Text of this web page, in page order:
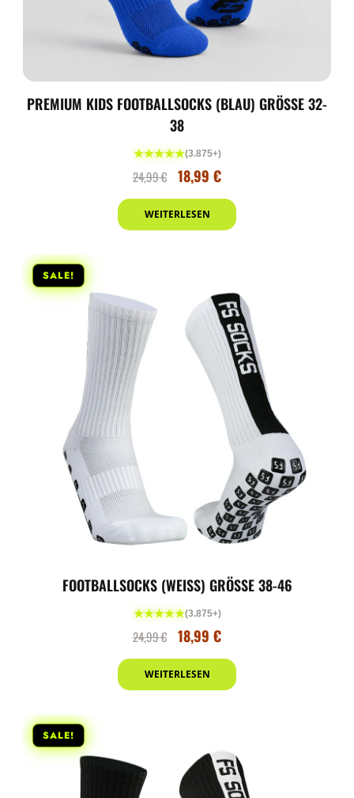
PREMIUM KIDS FOOTBALLSOCKS (BLAU) GRÖSSE 32-3
8
★★★★★(3.875+)
24,99€ 18,99 €
WEITERLESEN
SALE!
FOOTBALLSOCKS (WEISS) GRÖSSE 38-46
★★★★★(3.875+)
24,99€ 18,99 €
WEITERLESEN
SALE!